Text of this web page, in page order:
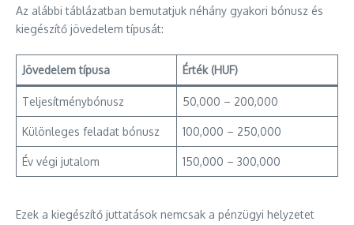
Az alábbi táblázatban bemutatjuk néhány gyakori bónusz és
kiegészítő jövedelem típusát:
Jövedelem típusa Érték (HUF)
Teljesítménybónusz 50,000 – 200,000
Különleges feladat bónusz 100,000 – 250,000
Év végi jutalom 150,000 – 300,000
Ezek a kiegészítő juttatások nemcsak a pénzügyi helyzetet